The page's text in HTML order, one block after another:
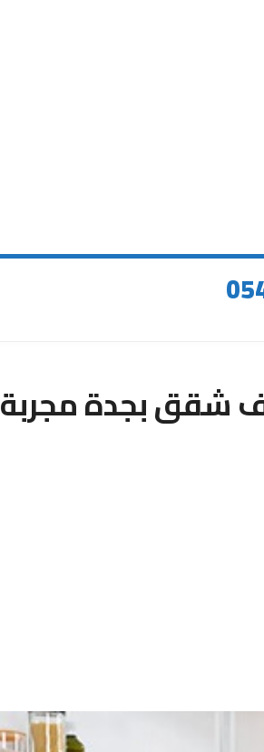
شقق بجدة مجربة